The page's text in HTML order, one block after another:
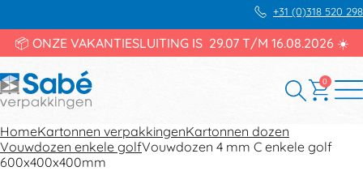
+31 (0)318 520 298
📦 ONZE VAKANTIESLUITING IS 29.07 T/M 16.08.2026 ☀️
0
HomeKartonnen verpakkingenKartonnen dozen
Vouwdozen enkele golfVouwdozen 4 mm C enkele golf
600x400x400mm